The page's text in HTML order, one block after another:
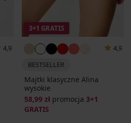
4,9
3+1 GRATIS
4,9
BESTSELLER
Majtki klasyczne Alina
wysokie
58,99 zł promocja 3+1
GRATIS